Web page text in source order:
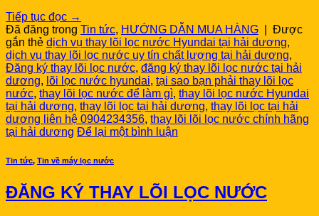
Tiếp tục đọc →
Đã đăng trong Tin tức, HƯỚNG DẪN MUA HÀNG
Được
gắn thẻ dịch vụ thay lõi lọc nước Hyundai tại hải dương,
dịch vụ thay lõi lọc nước uy tín chất lượng tại hải dương,
Đăng ký thay lõi lọc nước, đăng ký thay lõi lọc nước tại hải
dương, lõi lọc nước hyundai, tại sao bạn phải thay lõi lọc
nước, thay lõi lọc nước để làm gì, thay lõi lọc nước Hyundai
tại hải dương, thay lõi lọc tại hải dương, thay lõi lọc tại hải
dương liên hệ 0904234356, thay lõi lõi lọc nước chính hãng
tại hải dương Để lại một bình luận
Tin tức, Tin về máy lọc nước
ĐĂNG KÝ THAY LÕI LỌC NƯỚC